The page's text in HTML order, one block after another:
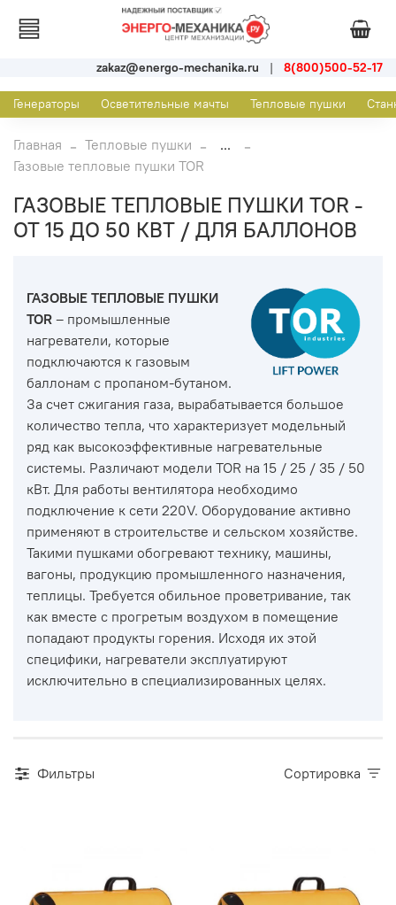
zakaz@energo-mechanika.ru | 8(800)500-52-17
Генераторы Осветительные мачты Тепловые пушки
Главная Тепловые пушки
...
Газовые тепловые пушки TOR
ГАЗОВЫЕ ТЕПЛОВЫЕ ПУШКИ TOR -
ОТ 15 ДО 50 КВТ / ДЛЯ БАЛЛОНОВ
ГАЗОВЫЕ ТЕПЛОВЫЕ ПУШКИ
TOR – промышленные
нагреватели, которые
подключаются к газовым
баллонам с пропаном-бутаном.
За счет сжигания газа, вырабатывается большое
количество тепла, что характеризует модельный
ряд как высокоэффективные нагревательные
системы. Различают модели TOR на 15 / 25 / 35 / 50
кВт. Для работы вентилятора необходимо
подключение к сети 220V. Оборудование активно
применяют в строительстве и сельском хозяйстве.
Такими пушками обогревают технику, машины,
вагоны, продукцию промышленного назначения,
теплицы. Требуется обильное проветривание, так
как вместе с прогретым воздухом в помещение
попадают продукты горения. Исходя их этой
специфики, нагреватели эксплуатируют
исключительно в специализированных целях.
Фильтры Сортировка